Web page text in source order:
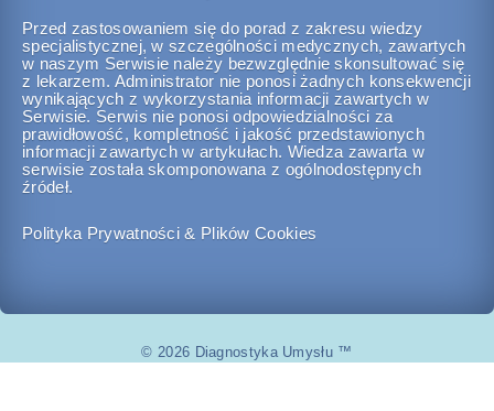
Przed zastosowaniem się do porad z zakresu wiedzy
specjalistycznej, w szczególności medycznych, zawartych
w naszym Serwisie należy bezwzględnie skonsultować się
z lekarzem. Administrator nie ponosi żadnych konsekwencji
wynikających z wykorzystania informacji zawartych w
Serwisie. Serwis nie ponosi odpowiedzialności za
prawidłowość, kompletność i jakość przedstawionych
informacji zawartych w artykułach. Wiedza zawarta w
serwisie została skomponowana z ogólnodostępnych
źródeł.
Polityka Prywatności & Plików Cookies
© 2026 Diagnostyka Umysłu ™